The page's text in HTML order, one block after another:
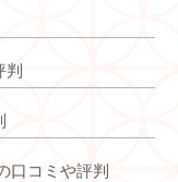
口コミや評判